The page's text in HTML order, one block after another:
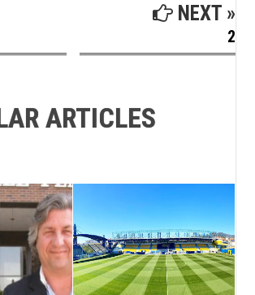
NEXT »
2
ARTICLES